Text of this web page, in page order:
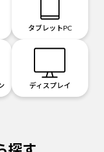
タブレットPC
ディスプレイ